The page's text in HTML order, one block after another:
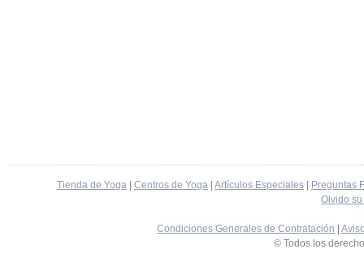
Tienda de Yoga Centros de Yoga Artículos Especiales
Preguntas
Olvido
Condiciones Generales de Contratación
© Todos los